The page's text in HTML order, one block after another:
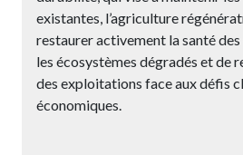
existantes, l’agriculture
restaurer activement la santé
les écosystèmes dégradés et de
des exploitations face aux défis
économiques.